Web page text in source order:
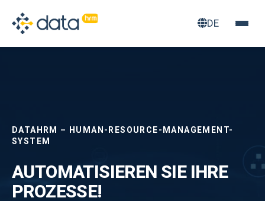
DE
DATAHRM – HUMAN-RESOURCE-MANAGEMENT-
SYSTEM
AUTOMATISIEREN SIE IHRE
PROZESSE!